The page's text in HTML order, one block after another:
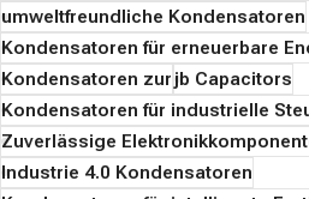
umweltfreundliche Kondensatoren
Kondensatoren für erneuerbare
Kondensatoren zurjb Capacitors
Kondensatoren für industrielle
Zuverlässige
Industrie 4.0 Kondensatoren